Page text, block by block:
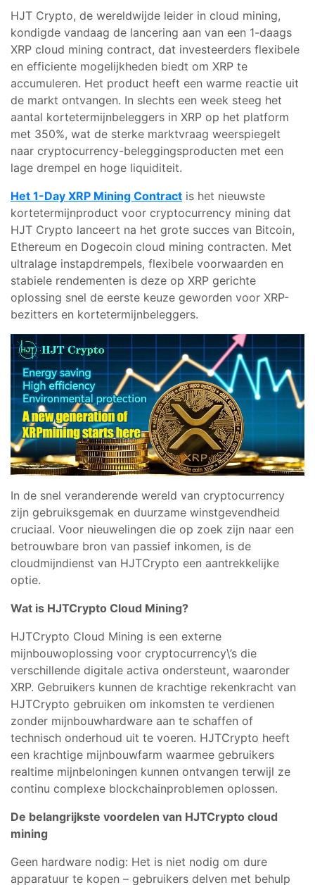
HJT Crypto, de wereldwijde leider in cloud mining,
kondigde vandaag de lancering aan van een 1-daags
XRP cloud mining contract, dat investeerders flexibele
en efficiente mogelijkheden biedt om XRP te
accumuleren. Het product heeft een warme reactie uit
de markt ontvangen. In slechts een week steeg het
aantal kortetermijnbeleggers in XRP op het platform
met 350%, wat de sterke marktvraag weerspiegelt
naar cryptocurrency-beleggingsproducten met een
lage drempel en hoge liquiditeit.
Het 1-Day XRP Mining Contract is het nieuwste
kortetermijnproduct voor cryptocurrency mining dat
HJT Crypto lanceert na het grote succes van Bitcoin,
Ethereum en Dogecoin cloud mining contracten. Met
ultralage instapdrempels, flexibele voorwaarden en
stabiele rendementen is deze op XRP gerichte
oplossing snel de eerste keuze geworden voor XRP-
bezitters en kortetermijnbeleggers.
In de snel veranderende wereld van cryptocurrency
zijn gebruiksgemak en duurzame winstgevendheid
cruciaal. Voor nieuwelingen die op zoek zijn naar een
betrouwbare bron van passief inkomen, is de
cloudmijndienst van HJTCrypto een aantrekkelijke
optie.
Wat is HJTCrypto Cloud Mining?
HJTCrypto Cloud Mining is een externe
mijnbouwoplossing voor cryptocurrency\’s die
verschillende digitale activa ondersteunt, waaronder
XRP. Gebruikers kunnen de krachtige rekenkracht van
HJTCrypto gebruiken om inkomsten te verdienen
zonder mijnbouwhardware aan te schaffen of
technisch onderhoud uit te voeren. HJTCrypto heeft
een krachtige mijnbouwfarm waarmee gebruikers
realtime mijnbeloningen kunnen ontvangen terwijl ze
continu complexe blockchainproblemen oplossen.
De belangrijkste voordelen van HJTCrypto cloud
mining
Geen hardware nodig: Het is niet nodig om dure
apparatuur te kopen – gebruikers delven met behulp